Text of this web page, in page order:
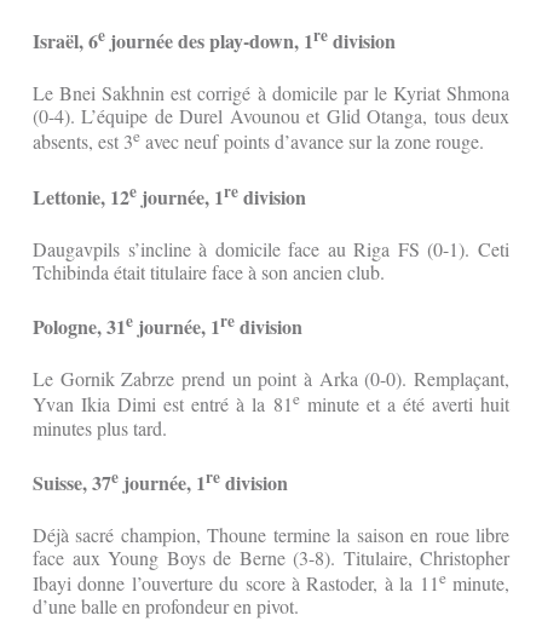
Israël, 6e journée des play-down, 1re division
Le Bnei Sakhnin est corrigé à domicile par le Kyriat Shmona
(0-4). L’équipe de Durel Avounou et Glid Otanga, tous deux
absents, est 3e avec neuf points d’avance sur la zone rouge.
Lettonie, 12e journée, 1re division
Daugavpils s’incline à domicile face au Riga FS (0-1). Ceti
Tchibinda était titulaire face à son ancien club.
Pologne, 31e journée, 1re division
Le Gornik Zabrze prend un point à Arka (0-0). Remplaçant,
Yvan Ikia Dimi est entré à la 81eminute et a été averti huit
minutes plus tard.
Suisse, 37e journée, 1re division
Déjà sacré champion, Thoune termine la saison en roue libre
face aux Young Boys de Berne (3-8). Titulaire, Christopher
Ibayi donne l’ouverture du score à Rastoder, à la 11eminute,
d’une balle en profondeur en pivot.